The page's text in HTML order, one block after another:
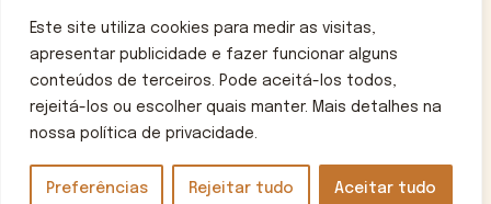
Este site utiliza cookies para medir as visitas,
apresentar publicidade e fazer funcionar alguns
conteúdos de terceiros. Pode aceitá-los todos,
rejeitá-los ou escolher quais manter. Mais detalhes na
nossa política de privacidade.
Preferências Rejeitar tudo Aceitar tudo